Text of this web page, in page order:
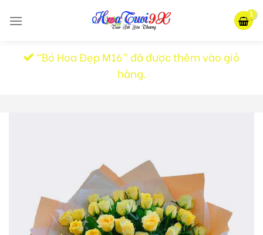
“Bó Hoa Đẹp M16” đã được thêm vào giỏ
hàng.